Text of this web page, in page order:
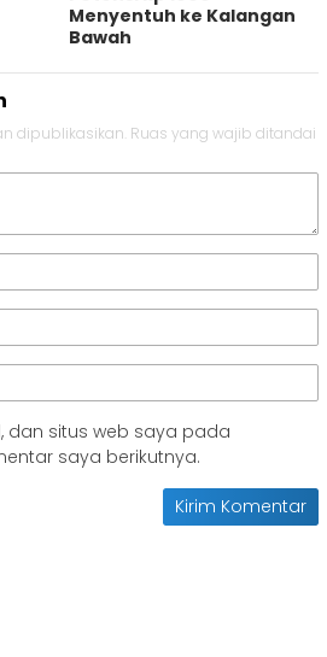
Menyentuh ke Kalangan
Bawah
dipublikasikan. Ruas yang wajib ditandai
dan situs web saya pada
saya berikutnya.